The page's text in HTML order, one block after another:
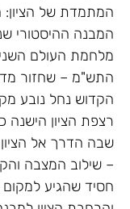
המתמדת של הציון:
המבנה ההיסטורי
מלחמת העולם
התש"מ – שחזור
הקדוש נחל נובע
רצפת הציון הישנה
שבה הדרך אל
– שילוב המצבה
חסיד שהגיע למקום